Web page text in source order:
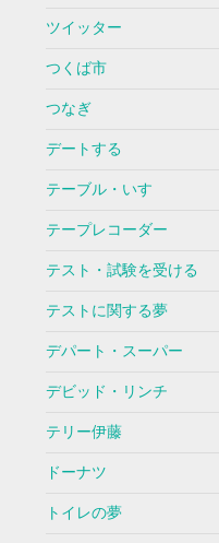
ツイッター
つくば市
つなぎ
デートする
テーブル・いす
テープレコーダー
テスト・試験を受ける
テストに関する夢
デパート・スーパー
デビッド・リンチ
テリー伊藤
ドーナツ
トイレの夢